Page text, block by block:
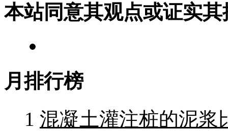
本站同意其观点或证实其
月排行榜
1 混凝土灌注桩的泥浆